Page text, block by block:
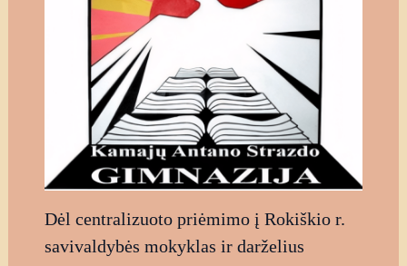
Dėl centralizuoto priėmimo į Rokiškio r.
savivaldybės mokyklas ir darželius